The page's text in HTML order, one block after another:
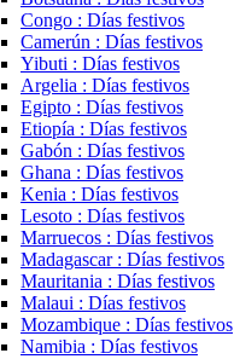
Congo : Días festivos
Camerún : Días festivos
Yibuti : Días festivos
Argelia : Días festivos
Egipto : Días festivos
Etiopía : Días festivos
Gabón : Días festivos
Ghana : Días festivos
Kenia : Días festivos
Lesoto : Días festivos
Marruecos : Días festivos
Madagascar : Días festivos
Mauritania : Días festivos
Malaui : Días festivos
Mozambique : Días festivos
Namibia : Días festivos